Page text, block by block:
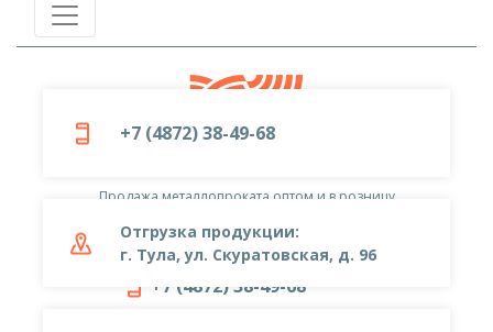
+7 (4872) 38-49-68
Отгрузка продукции:
г. Тула, ул. Скуратовская, д. 96
Продажа металлопроката оптом и в розницу
+7 (4872) 38-49-68